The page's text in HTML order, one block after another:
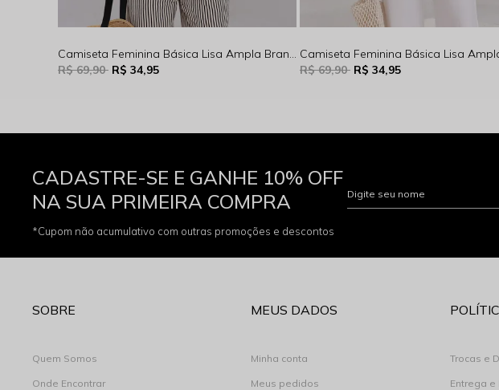
R$ 69,90 R$ 34,95
R$ 69,90 R$ 34,95
CADASTRE-SE E GANHE 10% OFF
NA SUA PRIMEIRA COMPRA
*Cupom não acumulativo com outras promoções e descontos
Digite seu nome
SOBRE
Quem Somos
Onde Encontrar
MEUS DADOS
Minha conta
Meus pedidos
Trocas e
Entrega e